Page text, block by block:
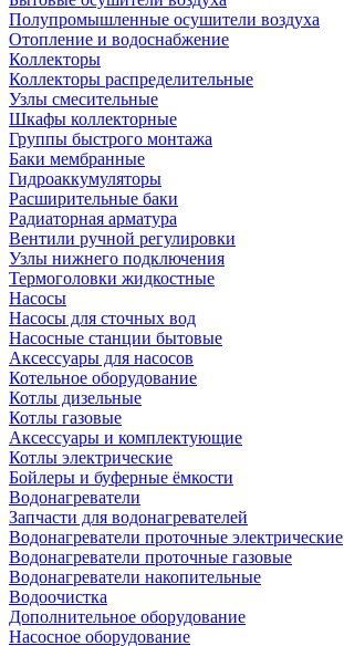
Полупромышленные осушители воздуха
Отопление и водоснабжение
Коллекторы
Коллекторы распределительные
Узлы смесительные
Шкафы коллекторные
Группы быстрого монтажа
Баки мембранные
Гидроаккумуляторы
Расширительные баки
Радиаторная арматура
Вентили ручной регулировки
Узлы нижнего подключения
Термоголовки жидкостные
Насосы
Насосы для сточных вод
Насосные станции бытовые
Аксессуары для насосов
Котельное оборудование
Котлы дизельные
Котлы газовые
Аксессуары и комплектующие
Котлы электрические
Бойлеры и буферные ёмкости
Водонагреватели
Запчасти для водонагревателей
Водонагреватели проточные электрические
Водонагреватели проточные газовые
Водонагреватели накопительные
Водоочистка
Дополнительное оборудование
Насосное оборудование